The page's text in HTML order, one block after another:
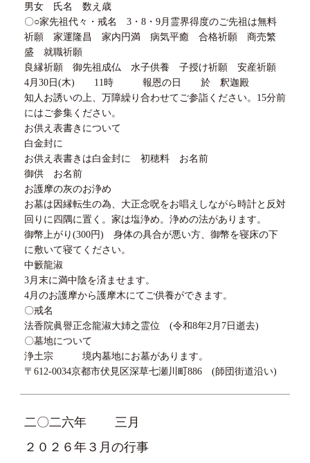
男女 氏名 数え歳
〇○家先祖代々・戒名 3・8・9月霊界得度のご先祖は無料
祈願 家運隆昌 家内円満 病気平癒 合格祈願 商売繁
盛 就職祈願
良縁祈願 御先祖成仏 水子供養 子授け祈願 安産祈願
4月30日(木) 11時 報恩の日 於 釈迦殿
知人お誘いの上、万障繰り合わせてご参詣ください。15分前
にはご参集ください。
お供え表書きについて
白金封に
お供え表書きは白金封に 初穂料 お名前
御供 お名前
お護摩の灰のお浄め
お墓は因縁転生の為、大正念呪をお唱えしながら時計と反対
回りに四隅に置く。家は塩浄め。浄めの法があります。
御幣上がり(300円) 身体の具合が悪い方、御幣を寝床の下
に敷いて寝てください。
中籔龍淑
3月末に満中陰を済ませます。
4月のお護摩から護摩木にてご供養ができます。
〇戒名
法香院眞譽正念龍淑大姉之霊位 (令和8年2月7日逝去)
〇墓地について
浄土宗 境内墓地にお墓があります。
〒612-0034京都市伏見区深草七瀬川町886 (師団街道沿い)
二〇二六年
三月
２０２６年３月の行事